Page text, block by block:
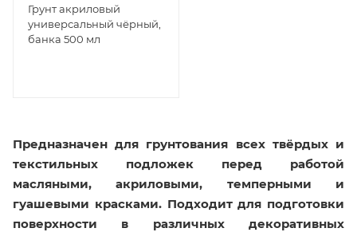
Грунт акриловый
универсальный чёрный,
банка 500 мл
Предназначен для грунтования всех твёрдых и
текстильных подложек перед работой
масляными, акриловыми, темперными и
гуашевыми красками. Подходит для подготовки
поверхности в различных декоративных